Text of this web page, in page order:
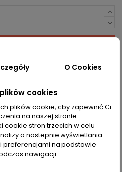
Schöffel Thermo
O Cookies
cookies
plików cookie, aby zapewnić Ci
na naszej stronie .
cookie stron trzecich w celu
a nastepnie wyświetlania
preferencjami na podstawie
nawigacji.